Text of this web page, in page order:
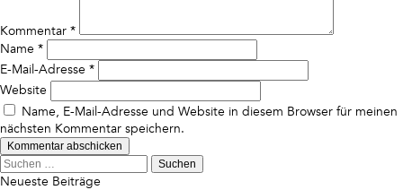
Kommentar *
Name *
E-Mail-Adresse *
Website
Name, E-Mail-Adresse und Website in diesem Browser für meinen
nächsten Kommentar speichern.
Suchen
nach:
Neueste Beiträge